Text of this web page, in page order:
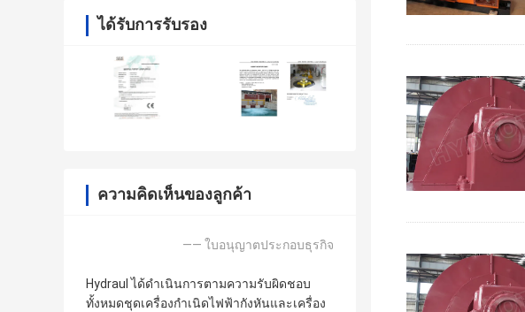
ได้รับการรับรอง
ความคิดเห็นของลูกค้า
—— ใบอนุญาตประกอบธุรกิจ
Hydraul ได้ดำเนินการตามความรับผิดชอบ
ทั้งหมดชุดเครื่องกำเนิดไฟฟ้ากังหันและเครื่อง